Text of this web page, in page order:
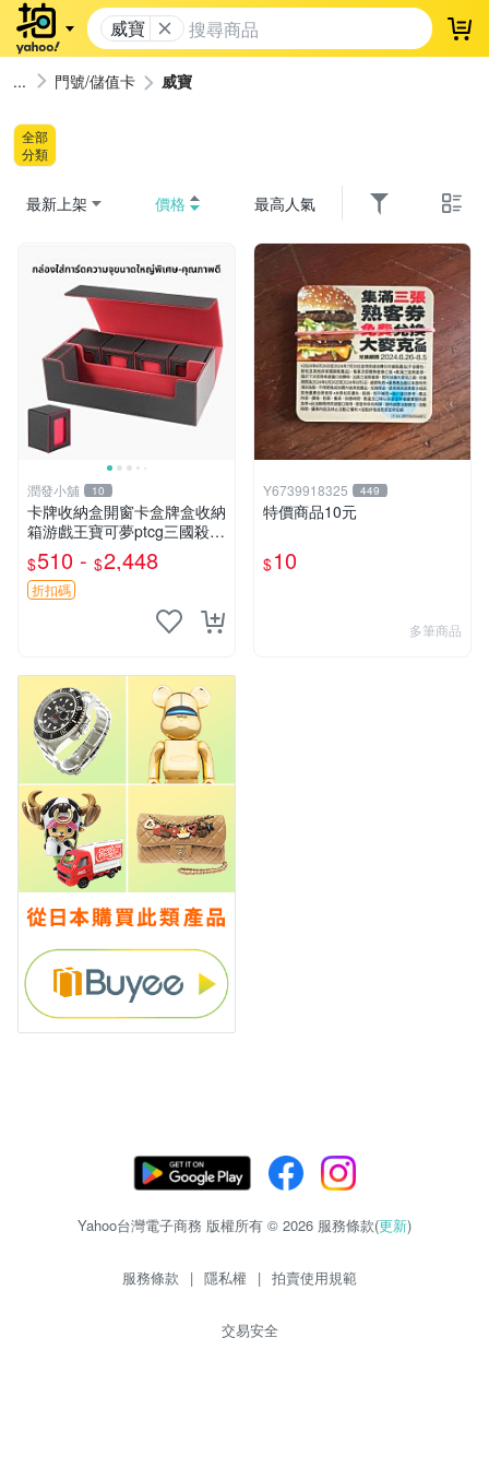
威寶 登
門號/儲值卡 威寶
全部
分類
最新上架 價格 最高人氣
潤發小舖 10
卡牌收納盒開窗卡盒牌盒收納
箱游戲王寶可夢ptcg三國殺海
賊王dtcg
$510 - $2,448
折扣碼
Y6739918325 449
特價商品10元
$10
多筆商品
Yahoo台灣電子商務 版權所有 © 2026 服務條款(更新)
服務條款 | 隱私權 | 拍賣使用規範
交易安全